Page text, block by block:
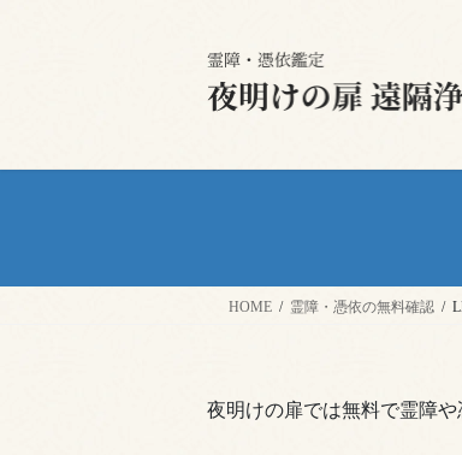
HOME 霊障・憑依の無料確認
夜明けの扉では無料で霊障や